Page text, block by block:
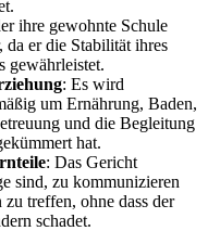
ihre gewohnte Schule
da er die Stabilität ihres
gewährleistet.
: Es wird
um Ernährung, Baden,
und die Begleitung
hat.
: Das Gericht
sind, zu kommunizieren
treffen, ohne dass der
schadet.